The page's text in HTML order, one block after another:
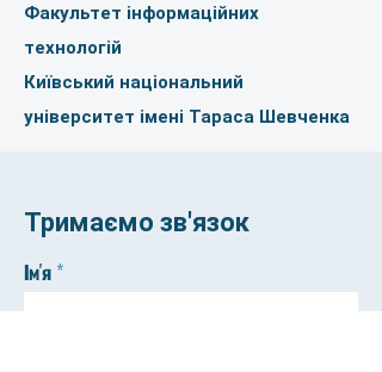
Факультет інформаційних
технологій
Київський національний
університет імені Тараса Шевченка
Тримаємо зв'язок
Ім'я